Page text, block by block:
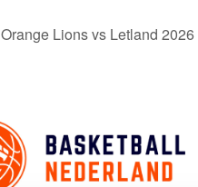
Orange Lions vs Letland 2026